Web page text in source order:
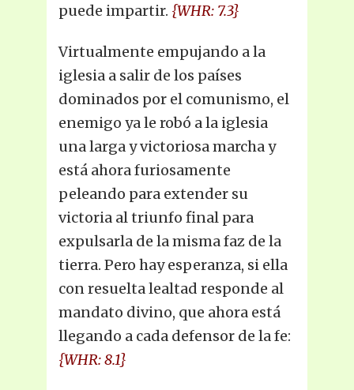
puede impartir. {WHR: 7.3}
Virtualmente empujando a la
iglesia a salir de los países
dominados por el comunismo, el
enemigo ya le robó a la iglesia
una larga y victoriosa marcha y
está ahora furiosamente
peleando para extender su
victoria al triunfo final para
expulsarla de la misma faz de la
tierra. Pero hay esperanza, si ella
con resuelta lealtad responde al
mandato divino, que ahora está
llegando a cada defensor de la fe:
{WHR: 8.1}